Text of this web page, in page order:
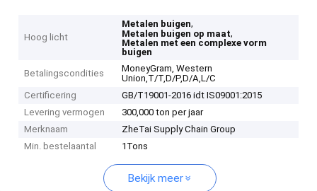
Hoog licht
Metalen buigen,
Metalen buigen op maat,
Metalen met een complexe vorm
buigen
Betalingscondities
MoneyGram, Western
Union,T/T,D/P,D/A,L/C
Certificering
GB/T19001-2016 idt IS09001:2015
Levering vermogen
300,000 ton per jaar
Merknaam
ZheTai Supply Chain Group
Min. bestelaantal
1Tons
Bekijk meer